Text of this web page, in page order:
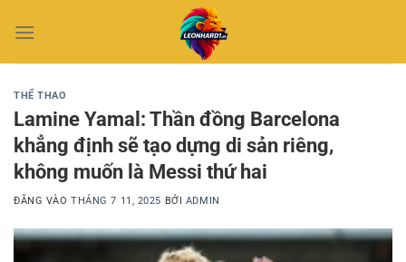
qua
THỂ THAO
Lamine Yamal: Thần đồng Barcelona
khẳng định sẽ tạo dựng di sản riêng,
không muốn là Messi thứ hai
ĐĂNG VÀOTHÁNG 7 11, 2025 BỞI ADMIN